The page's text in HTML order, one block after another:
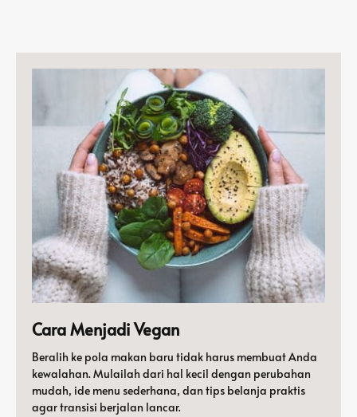
Cara Menjadi Vegan
Beralih ke pola makan baru tidak harus membuat Anda
kewalahan. Mulailah dari hal kecil dengan perubahan
mudah, ide menu sederhana, dan tips belanja praktis
agar transisi berjalan lancar.